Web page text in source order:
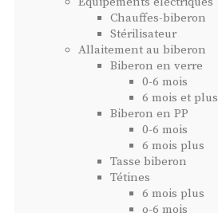
Chauffes-biberon
Stérilisateur
Allaitement au biberon
Biberon en verre
0-6 mois
6 mois et plus
Biberon en PP
0-6 mois
6 mois plus
Tasse biberon
Tétines
6 mois plus
o-6 mois